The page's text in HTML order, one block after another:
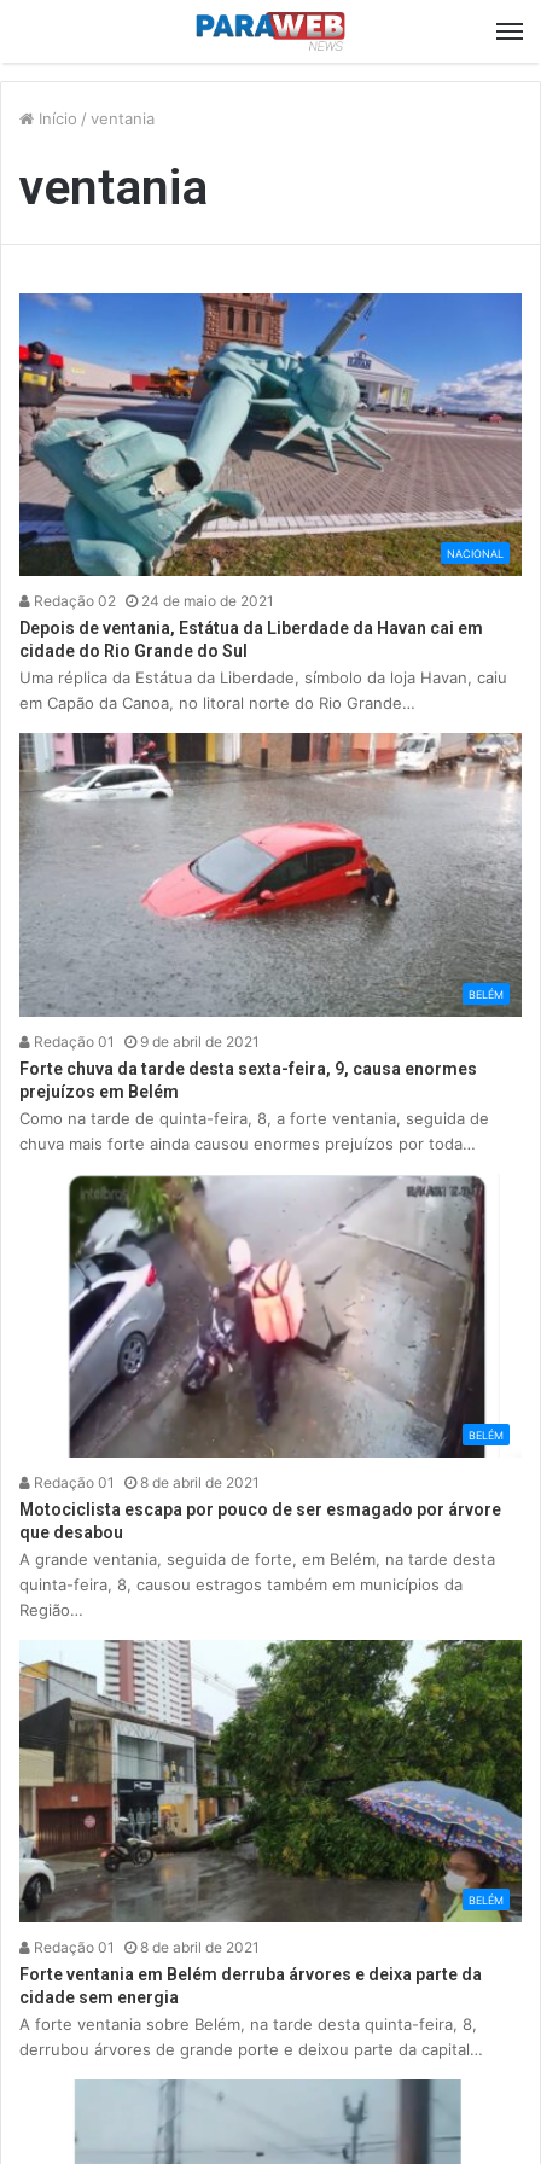
Início / ventania
ventania
NACIONAL
Redação 02 24 de maio de 2021
Depois de ventania, Estátua da Liberdade da Havan cai em
cidade do Rio Grande do Sul
Uma réplica da Estátua da Liberdade, símbolo da loja Havan, caiu
em Capão da Canoa, no litoral norte do Rio Grande…
BELÉM
Redação 01 9 de abril de 2021
Forte chuva da tarde desta sexta-feira, 9, causa enormes
prejuízos em Belém
Como na tarde de quinta-feira, 8, a forte ventania, seguida de
chuva mais forte ainda causou enormes prejuízos por toda…
BELÉM
Redação 01 8 de abril de 2021
Motociclista escapa por pouco de ser esmagado por árvore
que desabou
A grande ventania, seguida de forte, em Belém, na tarde desta
quinta-feira, 8, causou estragos também em municípios da
Região…
BELÉM
Redação 01 8 de abril de 2021
Forte ventania em Belém derruba árvores e deixa parte da
cidade sem energia
A forte ventania sobre Belém, na tarde desta quinta-feira, 8,
derrubou árvores de grande porte e deixou parte da capital…